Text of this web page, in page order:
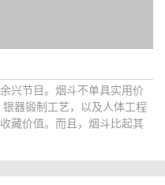
兴节目。烟斗不单具实用价
器锻制工艺，以及人体工程
藏价值。而且，烟斗比起其